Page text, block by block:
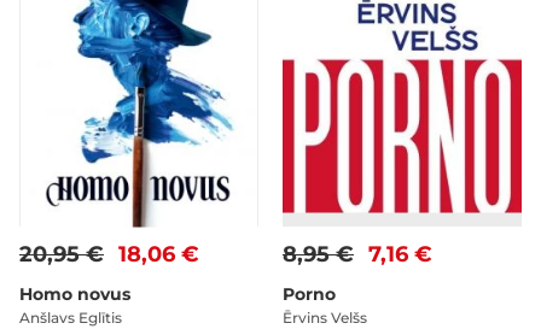
18,06 €
20,95 €
Homo novus
Anšlavs Eglītis
7,16 €
8,95 €
Porno
Ērvins Velšs